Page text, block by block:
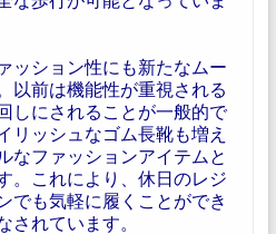
ッション性にも新たなムー
以前は機能性が重視される
しにされることが一般的で
リッシュなゴム長靴も増え
なファッションアイテムと
。これにより、休日のレジ
でも気軽に履くことができ
されています。